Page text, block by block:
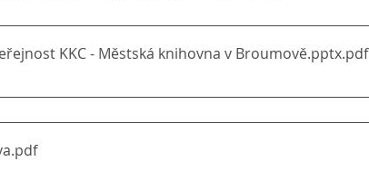
KKC - Městská knihovna v Broumově.pptx.pdf
.pdf